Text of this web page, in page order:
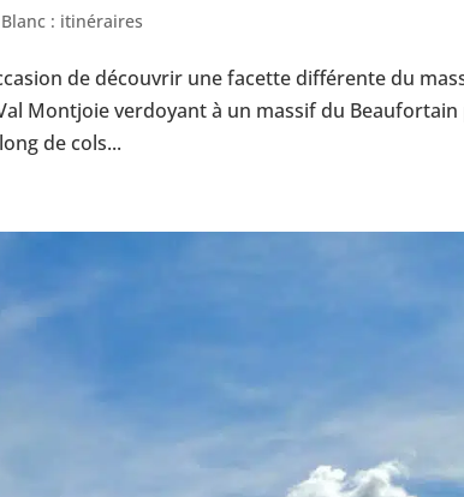
: itinéraires
de découvrir une facette différente du
Montjoie verdoyant à un massif du Beaufortain
de cols...